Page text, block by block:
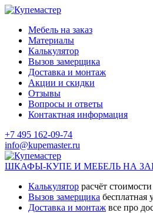
Мебель на заказ
Материалы
Калькулятор
Вызов замерщика
Доставка и монтаж
Акции и скидки
Отзывы
Вопросы и ответы
Контактная информация
+7 495 162-09-74
info@kupemaster.ru
ШКАФЫ-КУПЕ И МЕБЕЛЬ НА
Калькулятор расчёт
Вызов замерщика бесплатная
Доставка и монтаж все про